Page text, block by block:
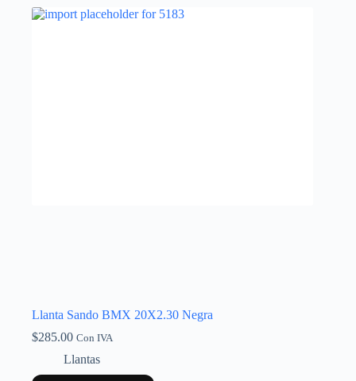
Llanta Sando BMX 20X2.30 Negra
$285.00 Con IVA
Llantas